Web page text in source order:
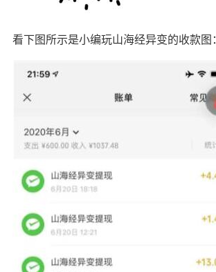
看下图所示是小编玩山海经异变的收款图：